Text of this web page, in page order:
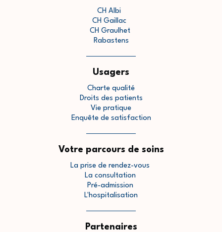
CH Albi
CH Gaillac
CH Graulhet
Rabastens
Usagers
Charte qualité
Droits des patients
Vie pratique
Enquête de satisfaction
Votre parcours de soins
La prise de rendez-vous
La consultation
Pré-admission
L'hospitalisation
Partenaires